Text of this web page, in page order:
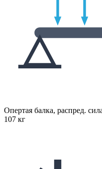
Опертая балка, распред.
107 кг